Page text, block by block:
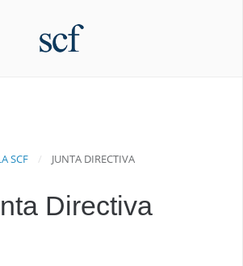
SCF JUNTA DIRECTIVA
Directiva